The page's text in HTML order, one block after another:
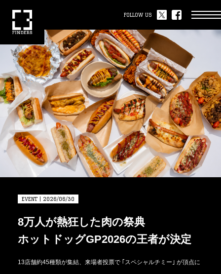
FOLLOW US
EVENT | 2026/06/30
8万人が熱狂した肉の祭典
ホットドッグGP2026の王者が決定
13店舗約45種類が集結、来場者投票で ｢スペシャルチミー｣ が頂点に